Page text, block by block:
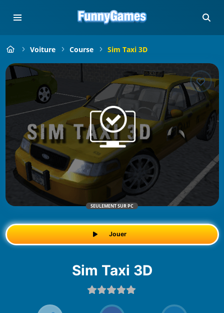
Voiture Course Sim Taxi 3D
SEULEMENT SUR PC
Jouer
Sim Taxi 3D